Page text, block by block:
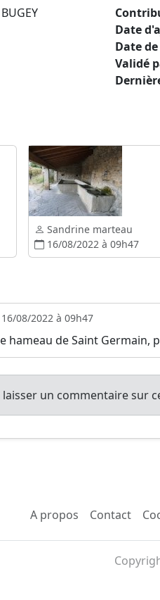
Date
Date
Validé
Sandrine marteau
16/08/2022 à 09h47
16/08/2022 à 09h47
hameau de Saint Germain,
un commentaire sur
A propos Contact